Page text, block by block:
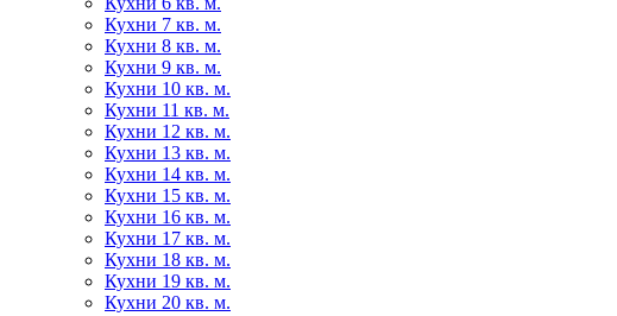
Кухни 7 кв. м.
Кухни 8 кв. м.
Кухни 9 кв. м.
Кухни 10 кв. м.
Кухни 11 кв. м.
Кухни 12 кв. м.
Кухни 13 кв. м.
Кухни 14 кв. м.
Кухни 15 кв. м.
Кухни 16 кв. м.
Кухни 17 кв. м.
Кухни 18 кв. м.
Кухни 19 кв. м.
Кухни 20 кв. м.